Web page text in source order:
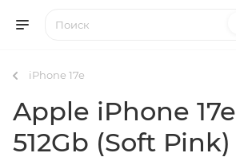
iPhone 17e
Apple iPhone 17e
512Gb (Soft Pink)